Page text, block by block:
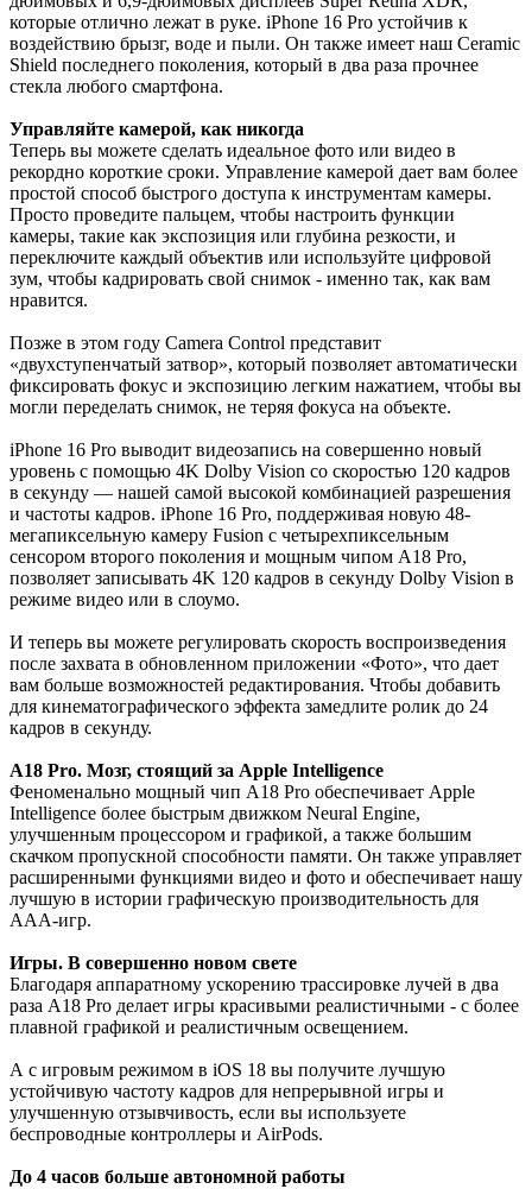
которые отлично лежат в руке. iPhone 16 Pro устойчив к
воздействию брызг, воде и пыли. Он также имеет наш Ceramic
Shield последнего поколения, который в два раза прочнее
стекла любого смартфона.
Управляйте камерой, как никогда
Теперь вы можете сделать идеальное фото или видео в
рекордно короткие сроки. Управление камерой дает вам более
простой способ быстрого доступа к инструментам камеры.
Просто проведите пальцем, чтобы настроить функции
камеры, такие как экспозиция или глубина резкости, и
переключите каждый объектив или используйте цифровой
зум, чтобы кадрировать свой снимок - именно так, как вам
нравится.
Позже в этом году Camera Control представит
«двухступенчатый затвор», который позволяет автоматически
фиксировать фокус и экспозицию легким нажатием, чтобы вы
могли переделать снимок, не теряя фокуса на объекте.
iPhone 16 Pro выводит видеозапись на совершенно новый
уровень с помощью 4K Dolby Vision со скоростью 120 кадров
в секунду — нашей самой высокой комбинацией разрешения
и частоты кадров. iPhone 16 Pro, поддерживая новую 48-
мегапиксельную камеру Fusion с четырехпиксельным
сенсором второго поколения и мощным чипом A18 Pro,
позволяет записывать 4K 120 кадров в секунду Dolby Vision в
режиме видео или в слоумо.
И теперь вы можете регулировать скорость воспроизведения
после захвата в обновленном приложении «Фото», что дает
вам больше возможностей редактирования. Чтобы добавить
для кинематографического эффекта замедлите ролик до 24
кадров в секунду.
A18 Pro. Мозг, стоящий за Apple Intelligence
Феноменально мощный чип A18 Pro обеспечивает Apple
Intelligence более быстрым движком Neural Engine,
улучшенным процессором и графикой, а также большим
скачком пропускной способности памяти. Он также управляет
расширенными функциями видео и фото и обеспечивает нашу
лучшую в истории графическую производительность для
ААА-игр.
Игры. В совершенно новом свете
Благодаря аппаратному ускорению трассировке лучей в два
раза A18 Pro делает игры красивыми реалистичными - с более
плавной графикой и реалистичным освещением.
А с игровым режимом в iOS 18 вы получите лучшую
устойчивую частоту кадров для непрерывной игры и
улучшенную отзывчивость, если вы используете
беспроводные контроллеры и AirPods.
До 4 часов больше автономной работы